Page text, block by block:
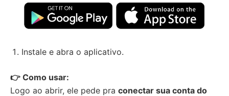
Instale e abra o aplicativo.
👉 Como usar:
Logo ao abrir, ele pede pra conectar sua conta do